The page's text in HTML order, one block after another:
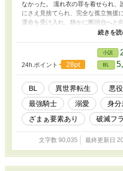
なかった。 濡れ衣の罪を着せられ、
にさえ見捨てられ、完全な孤立無援
運命を受け入れ、静かに断頭台へと
まさにその瞬間、一人の男が立ちふ
がら、実力で「王国最強」の称号を
イン。彼は王太子に剣を向け、高
命、俺が預かる」 冷徹で人を寄せ付
シュトンを庇い、その身柄を要求す
と、冷酷と呼ばれる最強騎士。交わ
が、今、劇的に動き出す。 これは、
令息が、最強の騎士にそのすべてを
を掴むまでの物語。
24h.ポイント 28pt
小説
BL
BL 異世界転生 悪
最強騎士
溺愛 身分
ざまぁ要素あり
破滅フ
文字数 90,035 最終更新日